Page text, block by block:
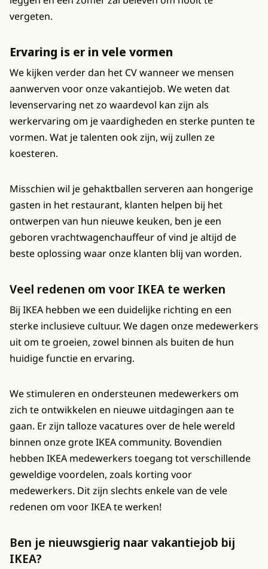
vergeten.
Ervaring is er in vele vormen
We kijken verder dan het CV wanneer we mensen
aanwerven voor onze vakantiejob. We weten dat
levenservaring net zo waardevol kan zijn als
werkervaring om je vaardigheden en sterke punten te
vormen. Wat je talenten ook zijn, wij zullen ze
koesteren.
Misschien wil je gehaktballen serveren aan hongerige
gasten in het restaurant, klanten helpen bij het
ontwerpen van hun nieuwe keuken, ben je een
geboren vrachtwagenchauffeur of vind je altijd de
beste oplossing waar onze klanten blij van worden.
Veel redenen om voor IKEA te werken
Bij IKEA hebben we een duidelijke richting en een
sterke inclusieve cultuur. We dagen onze medewerkers
uit om te groeien, zowel binnen als buiten de hun
huidige functie en ervaring.
We stimuleren en ondersteunen medewerkers om
zich te ontwikkelen en nieuwe uitdagingen aan te
gaan. Er zijn talloze vacatures over de hele wereld
binnen onze grote IKEA community. Bovendien
hebben IKEA medewerkers toegang tot verschillende
geweldige voordelen, zoals korting voor
medewerkers. Dit zijn slechts enkele van de vele
redenen om voor IKEA te werken!
Ben je nieuwsgierig naar vakantiejob bij
IKEA?